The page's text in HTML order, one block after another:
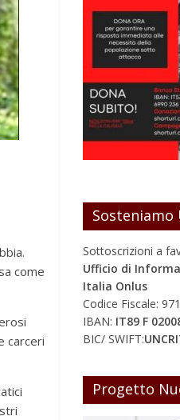
come
carceri
Sosteniamo
Sottoscrizioni a
Ufficio di
Italia Onlus
Codice Fiscale:
IBAN: IT89 F
BIC/ SWIFT:
Progetto